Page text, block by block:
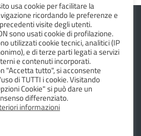
DI ALBINEA
42020 Albinea (R.E.)
0522 590236
usa cookie per facilitare la
ricordando le preferenze e
visite degli utenti.
sono usati cookie di profilazione.
utilizzati cookie tecnici, analitici (IP
e di terze parti legati a servizi
e contenuti incorporati.
"Accetta tutto", si acconsente
di TUTTI i cookie. Visitando
Cookie" si può dare un
differenziato.
informazioni